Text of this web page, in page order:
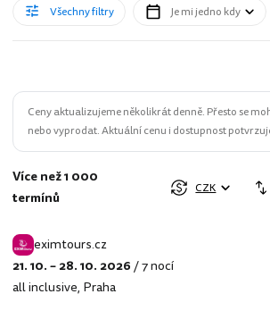
Všechny filtry Je mi jedno kdy
Ceny aktualizujeme několikrát denně. Přesto se
nebo vyprodat. Aktuální cenu i dostupnost
Více než 1 000
termínů
CZK
eximtours.cz
eximtours.cz
21. 10. – 28. 10. 2026/7 nocí
all inclusive, Praha